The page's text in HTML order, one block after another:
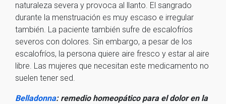
naturaleza severa y provoca al llanto. El sangrado
durante la menstruación es muy escaso e irregular
también. La paciente también sufre de escalofríos
severos con dolores. Sin embargo, a pesar de los
escalofríos, la persona quiere aire fresco y estar al aire
libre. Las mujeres que necesitan este medicamento no
suelen tener sed.
Belladonna: remedio homeopático para el dolor en la